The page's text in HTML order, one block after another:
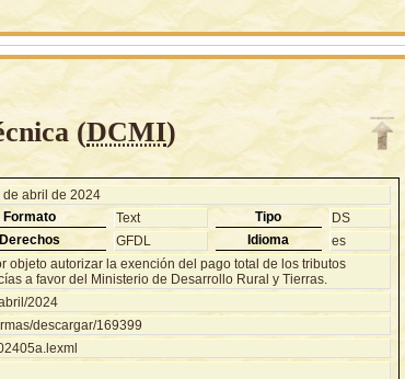
(DCMI)
de abril de 2024
Formato Text Tipo
DS
Derechos GFDL Idioma
es
objeto autorizar la exención del pago total de los tributos
a favor del Ministerio de Desarrollo Rural y Tierras.
2024
descargar/169399